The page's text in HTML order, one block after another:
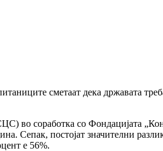
сметаат дека државата
во соработка со Фондацијата
Сепак, постојат значителни
е 56%.